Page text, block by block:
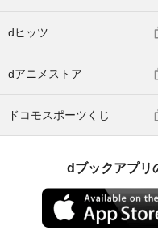
dヒッツ
dアニメストア
ドコモスポーツくじ
dブックアプリ